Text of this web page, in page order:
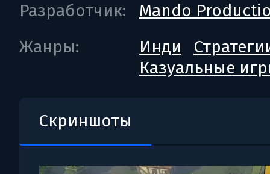
Разработчик:
Mando
Жанры:
Инди
Казуальные
Скриншоты